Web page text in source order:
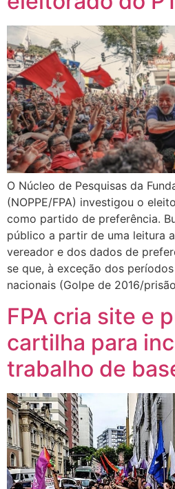
O Núcleo de Pesquisas da
(NOPPE/FPA) investigou o
como partido de preferência.
público a partir de uma leitura
vereador e dos dados de
se que, à exceção dos
nacionais (Golpe de 2016/
FPA cria site e
cartilha para
trabalho de